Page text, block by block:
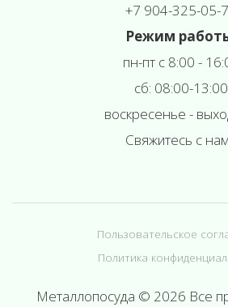
+7 904-325-05-
Режим
пн-пт с 8:00 -
сб: 08:00-13:00
воскресенье -
Свяжитесь с
Пользовательское
Политика
Металлопосуда © 2026 Все